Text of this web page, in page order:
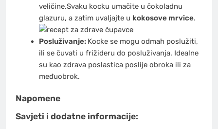
veličine.Svaku kocku umačite u čokoladnu
glazuru, a zatim uvaljajte u kokosove mrvice.
Posluživanje: Kocke se mogu odmah poslužiti,
ili se čuvati u frižideru do posluživanja. Idealne
su kao zdrava poslastica poslije obroka ili za
međuobrok.
Napomene
Savjeti i dodatne informacije: